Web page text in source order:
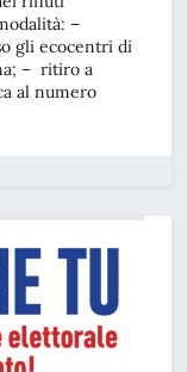
–
gli ecocentri di
– ritiro a
al numero